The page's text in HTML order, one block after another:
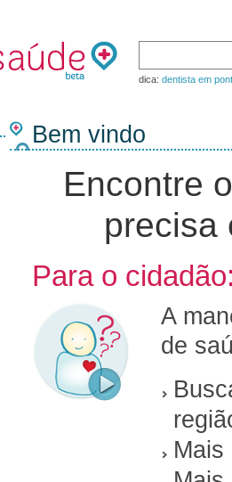
dica: dentista em
Bem vindo
Encontre
precisa
Para o
A
de
Mais